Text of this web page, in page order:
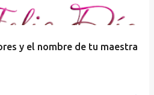
y el nombre de tu maestra